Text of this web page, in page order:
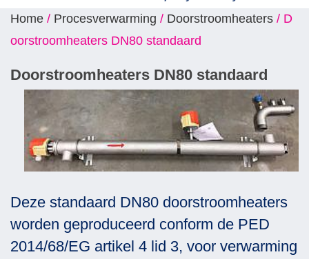
Downloads
Markten
Contact
Home / Procesverwarming / Doorstroomheaters / D
oorstroomheaters DN80 standaard
Doorstroomheaters DN80 standaard
Deze standaard DN80 doorstroomheaters
worden geproduceerd conform de PED
2014/68/EG artikel 4 lid 3, voor verwarming